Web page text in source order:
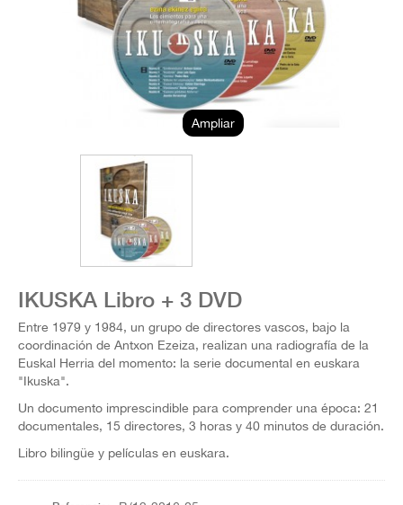
Ampliar
IKUSKA Libro + 3 DVD
Entre 1979 y 1984, un grupo de directores vascos, bajo la
coordinación de Antxon Ezeiza, realizan una radiografía de la
Euskal Herria del momento: la serie documental en euskara
"Ikuska".
Un documento imprescindible para comprender una época: 21
documentales, 15 directores, 3 horas y 40 minutos de duración.
Libro bilingüe y películas en euskara.